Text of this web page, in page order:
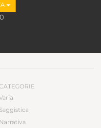
Saggistica
Narrativa